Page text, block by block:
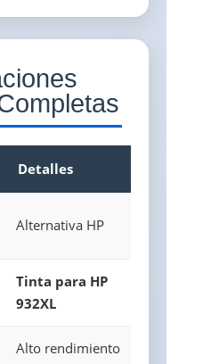
Detalles
Alternativa HP
Tinta para HP
932XL
Alto rendimiento